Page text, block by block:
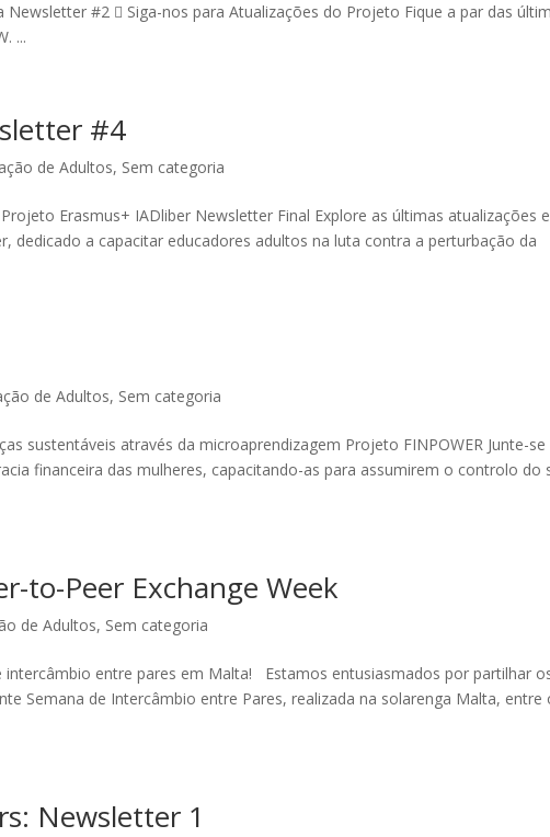
#2  Siga-nos para Atualizações do Projeto Fique a par das
...
#4
de Adultos, Sem categoria
Erasmus+ IADliber Newsletter Final Explore as últimas atualizações e
dedicado a capacitar educadores adultos na luta contra a perturbação da
de Adultos, Sem categoria
sustentáveis através da microaprendizagem Projeto FINPOWER Junte-se
financeira das mulheres, capacitando-as para assumirem o controlo do
to-Peer Exchange Week
de Adultos, Sem categoria
intercâmbio entre pares em Malta! Estamos entusiasmados por partilhar
Semana de Intercâmbio entre Pares, realizada na solarenga Malta, entre
Newsletter 1